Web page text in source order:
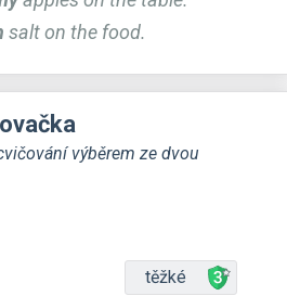
salt on the food.
výběrem ze dvou
těžké